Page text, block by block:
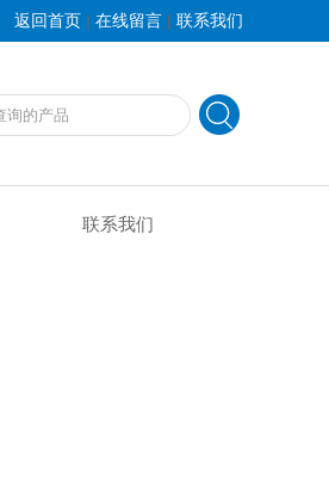
返回首页 | 在线留言 | 联系我们
联系我们